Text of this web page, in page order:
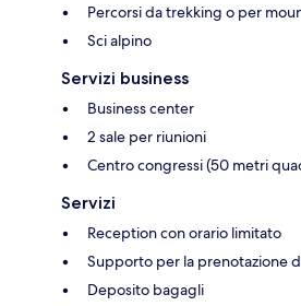
Percorsi da trekking o per
Sci alpino
Servizi business
Business center
2 sale per riunioni
Centro congressi (50 metri
Servizi
Reception con orario limitato
Supporto per la prenotazione
Deposito bagagli